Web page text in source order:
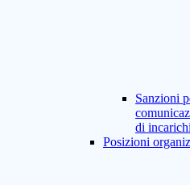
Sanzioni
di
Posizioni